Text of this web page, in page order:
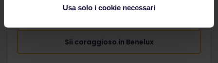
Usa solo i cookie necessari
avanti per tutta la notte.
Sii coraggioso in Benelux